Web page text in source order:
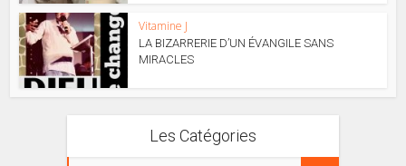
Vitamine J
LA BIZARRERIE D’UN ÉVANGILE SANS
MIRACLES
Les Catégories